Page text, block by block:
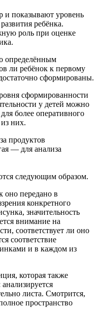
и показывают уровень
ребёнка.
роль при оценке
определённым
ли ребёнок к первому
сформированы.
сформированности
у детей можно
более оперативного
них.
продуктов
— для анализа
следующим образом.
оно передано в
конкретного
значительность
внимание на
соответствует ли оно
соответствие
и в каждом из
которая также
листа. Смотрится,
пространство